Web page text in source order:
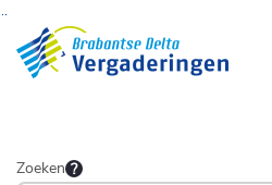
Ga naar de inhoud van deze pagina
Ga naar het zoeken
Ga naar het menu
Zoeken